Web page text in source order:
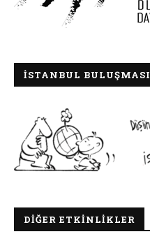
İSTANBUL BULUŞMASI
DIĞER ETKINLIKLER